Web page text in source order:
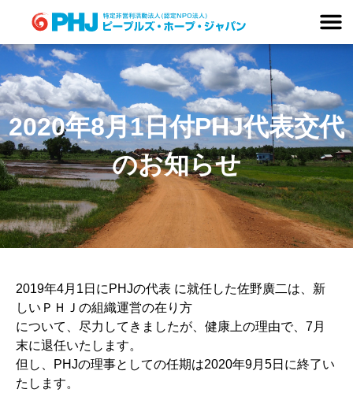
content
2020年8月1日付PHJ代表交代
のお知らせ
2019年4月1日にPHJの代表 に就任した佐野廣二は、新
しいＰＨＪの組織運営の在り方
について、尽力してきましたが、健康上の理由で、7月
末に退任いたします。
但し、PHJの理事としての任期は2020年9月5日に終了い
たします。